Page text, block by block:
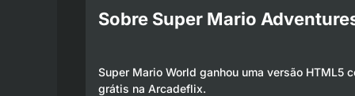
Sobre Super Mario
Super Mario World ganhou uma versão
grátis na Arcadeflix.